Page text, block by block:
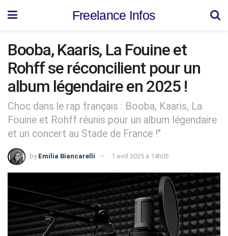
Freelance Infos
Booba, Kaaris, La Fouine et
Rohff se réconcilient pour un
album légendaire en 2025 !
Choc dans le rap français : Booba, Kaaris, La
Fouine et Rohff réunis pour un album légendaire
et un concert au Stade de France !"
by Emilia Biancarelli 1 avril 2025 à 14h05